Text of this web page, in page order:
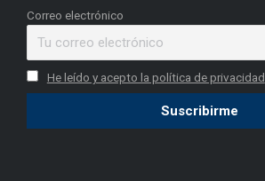
opens
window
opens
window
Correo electrónico
He leído y acepto la política de privacidad